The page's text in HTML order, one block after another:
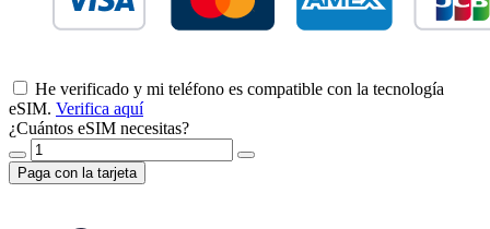
He verificado y mi teléfono es compatible con la tecnología
eSIM. Verifica aquí
¿Cuántos eSIM necesitas?
Paga con la tarjeta